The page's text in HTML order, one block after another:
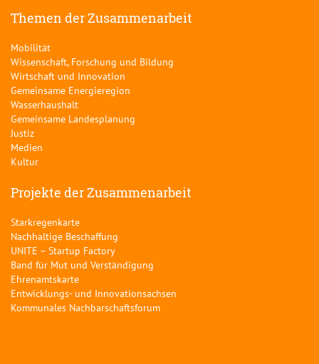
Themen der Zusammenarbeit
Mobilität
Wissenschaft, Forschung und Bildung
Wirtschaft und Innovation
Gemeinsame Energieregion
Wasserhaushalt
Gemeinsame Landesplanung
Justiz
Medien
Kultur
Projekte der Zusammenarbeit
Starkregenkarte
Nachhaltige Beschaffung
UNITE – Startup Factory
Band für Mut und Verständigung
Ehrenamtskarte
Entwicklungs- und Innovationsachsen
Kommunales Nachbarschaftsforum